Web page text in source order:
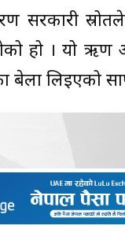
सरकारी
हो । यो ऋण
बेला लिइएको